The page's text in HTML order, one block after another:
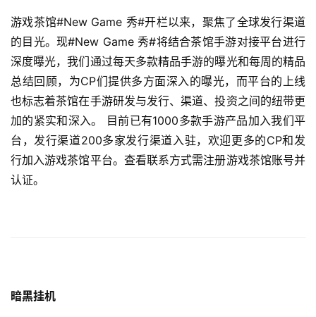
游戏茶馆#New Game 秀#开栏以来，聚焦了全球发行渠道
的目光。现#New Game 秀#将结合茶馆手游对接平台进行
深度曝光，我们通过每天多款精品手游的曝光和每周的精品
总结回顾，为CP们提供多方面深入的曝光，而平台的上线
也标志着茶馆在手游研发与发行、渠道、投资之间的纽带更
加的紧实和深入。 目前已有1000多款手游产品加入我们平
台，发行渠道200多家发行渠道入驻，欢迎更多的CP和发
行加入游戏茶馆平台。查看联系方式需注册游戏茶馆账号并
认证。
暗黑挂机